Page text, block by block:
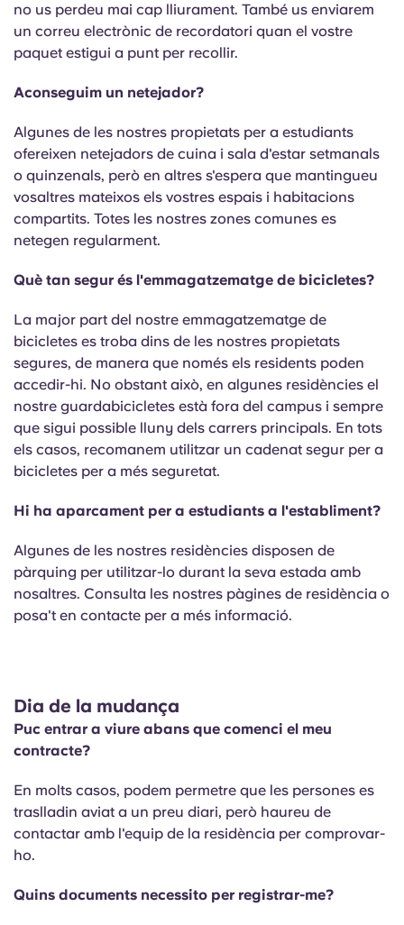
no us perdeu mai cap lliurament. També us enviarem
un correu electrònic de recordatori quan el vostre
paquet estigui a punt per recollir.
Aconseguim un netejador?
Algunes de les nostres propietats per a estudiants
ofereixen netejadors de cuina i sala d'estar setmanals
o quinzenals, però en altres s'espera que mantingueu
vosaltres mateixos els vostres espais i habitacions
compartits. Totes les nostres zones comunes es
netegen regularment.
Què tan segur és l'emmagatzematge de bicicletes?
La major part del nostre emmagatzematge de
bicicletes es troba dins de les nostres propietats
segures, de manera que només els residents poden
accedir-hi. No obstant això, en algunes residències el
nostre guardabicicletes està fora del campus i sempre
que sigui possible lluny dels carrers principals. En tots
els casos, recomanem utilitzar un cadenat segur per a
bicicletes per a més seguretat.
Hi ha aparcament per a estudiants a l'establiment?
Algunes de les nostres residències disposen de
pàrquing per utilitzar-lo durant la seva estada amb
nosaltres. Consulta les nostres pàgines de residència o
posa't en contacte per a més informació.
Dia de la mudança
Puc entrar a viure abans que comenci el meu
contracte?
En molts casos, podem permetre que les persones es
traslladin aviat a un preu diari, però haureu de
contactar amb l'equip de la residència per comprovar-
ho.
Quins documents necessito per registrar-me?